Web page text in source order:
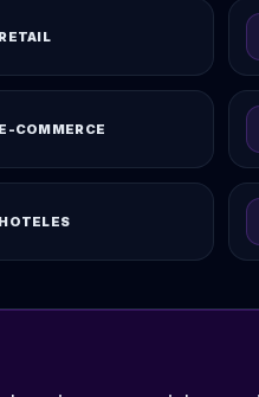
RETAIL
E-COMMERCE
HOTELES